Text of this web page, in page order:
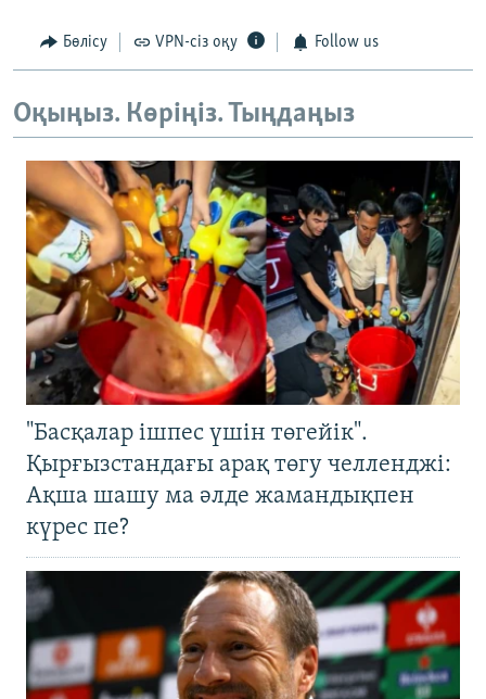
Бөлісу VPN-сіз оқу Follow us
Оқыңыз. Көріңіз. Тыңдаңыз
"Басқалар ішпес үшін төгейік".
Қырғызстандағы арақ төгу челленджі:
Ақша шашу ма әлде жамандықпен
күрес пе?